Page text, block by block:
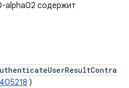
alpha02 содержит
)